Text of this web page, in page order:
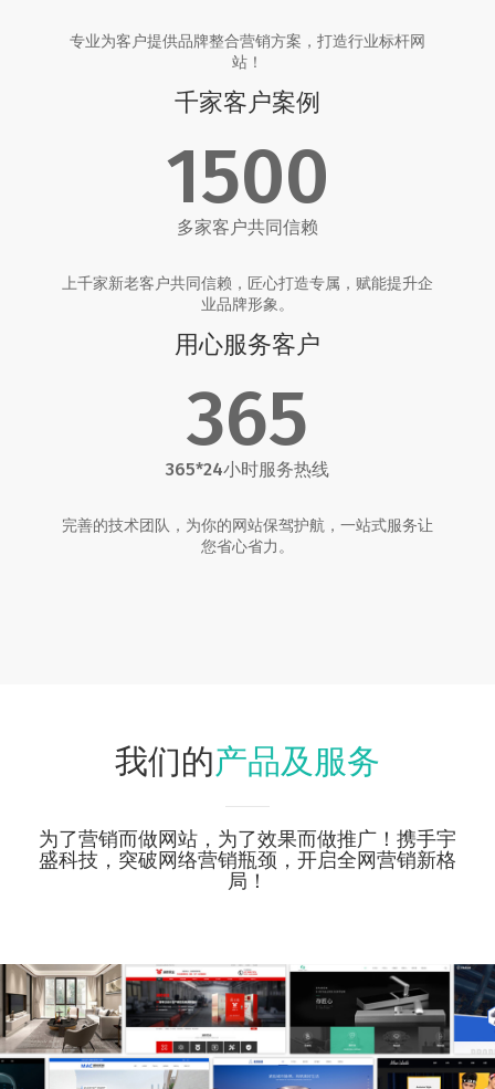
专业为客户提供品牌整合营销方案，打造行业标杆网
站！
千家客户案例
1500
多家客户共同信赖
上千家新老客户共同信赖，匠心打造专属，赋能提升企
业品牌形象。
用心服务客户
365
365*24小时服务热线
完善的技术团队，为你的网站保驾护航，一站式服务让
您省心省力。
我们的产品及服务
为了营销而做网站，为了效果而做推广！携手宇
盛科技，突破网络营销瓶颈，开启全网营销新格
局！